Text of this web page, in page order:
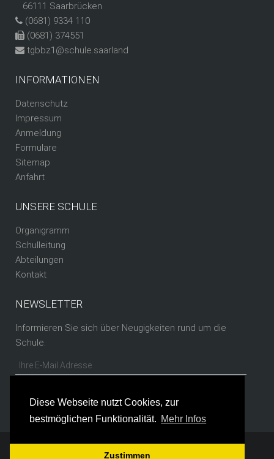
Diese Webseite nutzt Cookies, zur
bestmöglichen Funktionalität. Mehr Infos
Zustimmen
66111 Saarbrücken
(0681) 9334 110
(0681) 374551
tgbbz1@schule.saarland
INFORMATIONEN
Datenschutz
Impressum
Anmeldung
Formulare
Sitemap
Anfahrt
UNSERE SCHULE
Organigramm
Schulleitung
Abteilungen
Kontakt
NEWSLETTER
Informieren Sie sich über Neugigkeiten rund um die
Schule.
Copyright © 2026 by TGBBZ 1 Saarbrücken